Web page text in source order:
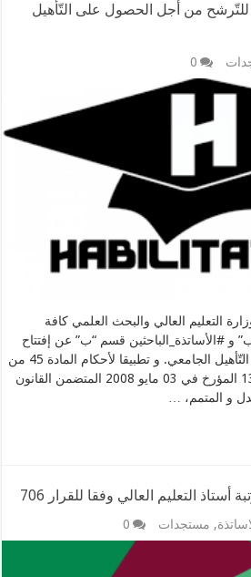
للتّرشح من أجل الحصول على التّأهيل
0
التعليم العالي والبحث العلمي كافة
و #الأساتذة_الباحثين قسم “ب” عن إفتتاح
الدورة الثامنة 8 للحصول على التّأهيل الجامعي. و تطبيقا لأحكام المادة 45 من
المرسوم التنفيذي رقم 08- 130 المؤرخ في 03 مايو 2008 المتضمن القانون
و المتمم، …
أستاذ التعليم العالي وفقا للقرار 706
, مستجدات 0